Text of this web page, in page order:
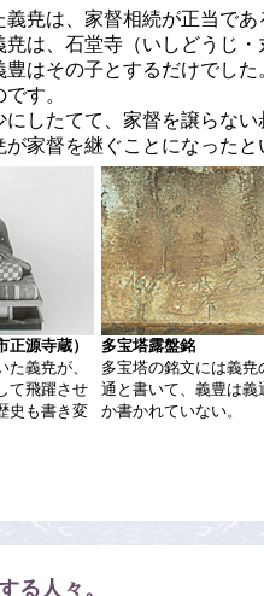
義尭は、家督相続が正当で
尭は、石堂寺（いしどうじ
豊はその子とするだけでし
す。
にしたてて、家督を譲らな
が家督を継ぐことになった
源寺蔵）
義尭が、
て飛躍させ
史も書き変
多宝塔露盤銘
多宝塔の銘文には義尭
通と書いて、義豊は義
か書かれていない。
る人々。